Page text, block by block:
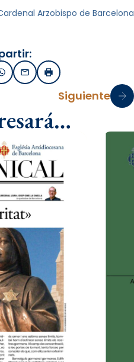
Arzobispo de Barcelona
WhatsApp
EmailImprimir
Siguiente